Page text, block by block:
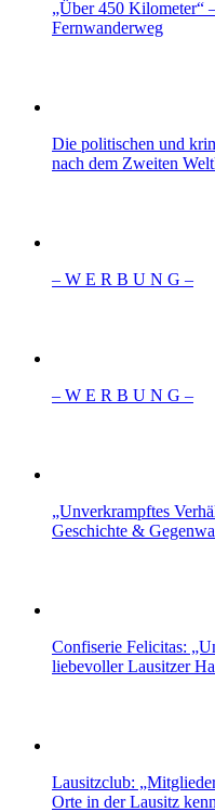
„Über 450 Kilometer“
Fernwanderweg
Die politischen und
nach dem Zweiten
– W Ε R Β U Ν G –
– W Ε R Β U Ν G –
„Unverkrampftes
Geschichte &
Confiserie Felicitas:
liebevoller Lausitzer
Lausitzclub:
Orte in der Lausitz